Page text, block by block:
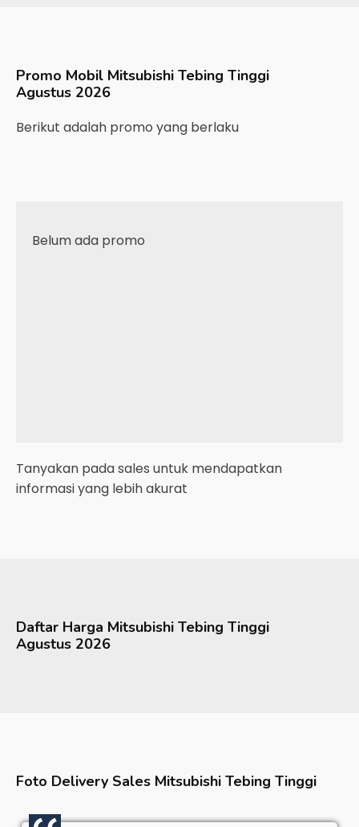
Promo Mobil Mitsubishi Tebing Tinggi
Agustus 2026
Berikut adalah promo yang berlaku
Belum ada promo
Tanyakan pada sales untuk mendapatkan
informasi yang lebih akurat
Daftar Harga Mitsubishi Tebing Tinggi
Agustus 2026
Foto Delivery Sales Mitsubishi Tebing Tinggi